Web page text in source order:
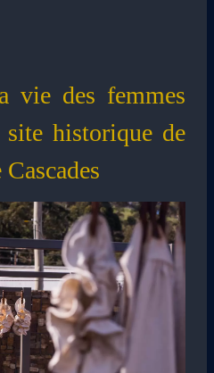
vie des femmes
site historique de